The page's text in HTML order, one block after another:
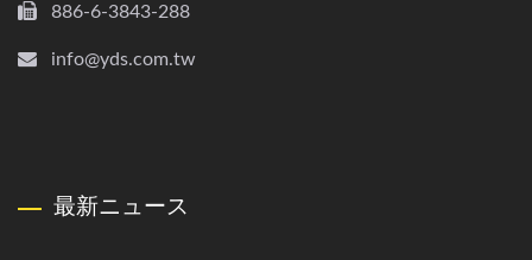
886-6-3843-288
info@yds.com.tw
最新ニュース